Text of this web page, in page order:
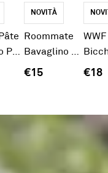
Astuccio Panda
NOVITÀ
Roommate
Bavaglino Panda
€15
WWF
€18